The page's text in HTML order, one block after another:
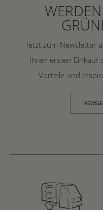
Jetzt zum Newsletter
Ihren ersten Einkauf
Vorteile und